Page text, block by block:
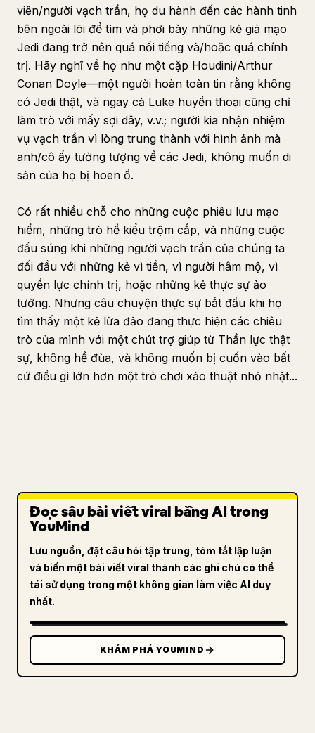
viên/người vạch trần, họ du hành đến các hành tinh
bên ngoài lõi để tìm và phơi bày những kẻ giả mạo
Jedi đang trở nên quá nổi tiếng và/hoặc quá chính
trị. Hãy nghĩ về họ như một cặp Houdini/Arthur
Conan Doyle—một người hoàn toàn tin rằng không
có Jedi thật, và ngay cả Luke huyền thoại cũng chỉ
làm trò với mấy sợi dây, v.v.; người kia nhận nhiệm
vụ vạch trần vì lòng trung thành với hình ảnh mà
anh/cô ấy tưởng tượng về các Jedi, không muốn di
sản của họ bị hoen ố.
Có rất nhiều chỗ cho những cuộc phiêu lưu mạo
hiểm, những trò hề kiểu trộm cắp, và những cuộc
đấu súng khi những người vạch trần của chúng ta
đối đầu với những kẻ vì tiền, vì người hâm mộ, vì
quyền lực chính trị, hoặc những kẻ thực sự ảo
tưởng. Nhưng câu chuyện thực sự bắt đầu khi họ
tìm thấy một kẻ lừa đảo đang thực hiện các chiêu
trò của mình với một chút trợ giúp từ Thần lực thật
sự, không hề đùa, và không muốn bị cuốn vào bất
cứ điều gì lớn hơn một trò chơi xảo thuật nhỏ nhặt...
Đọc sâu bài viết viral bằng AI trong
YouMind
Lưu nguồn, đặt câu hỏi tập trung, tóm tắt lập luận
và biến một bài viết viral thành các ghi chú có thể
tái sử dụng trong một không gian làm việc AI duy
nhất.
KHÁM PHÁ YOUMIND